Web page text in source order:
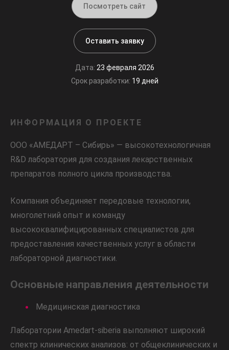
Посмотреть сайт
Оставить заявку
Дата: 23 февраля 2026
Срок разработки: 19 дней
ИНФОРМАЦИЯ О ПРОЕКТЕ
ООО «АМЕДАРТ – Сибирь» — высокотехнологичная
R&D лаборатория для создания лекарственных
препаратов полного цикла производства.
Компания объединяет передовые технологии,
многолетний опыт и команду
высококвалифицированных специалистов для
предоставления качественных услуг в области
лабораторной диагностики.
Основные направления деятельности
Медицинская диагностика
Лаборатории Amedart-siberia выполняют широкий
спектр клинических анализов: от общеклинических и